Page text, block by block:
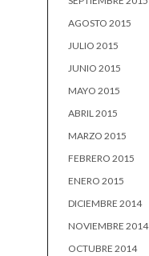
AGOSTO 2015
JULIO 2015
JUNIO 2015
MAYO 2015
ABRIL 2015
MARZO 2015
FEBRERO 2015
ENERO 2015
DICIEMBRE 2014
NOVIEMBRE 2014
OCTUBRE 2014